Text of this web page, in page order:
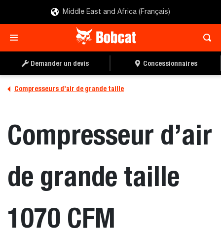
Middle East and Africa (Français)
Demander un devis Concessionnaires
Compresseurs d’air de grande taille
Compresseur d’air
de grande taille
1070 CFM
DEMANDER UN DEVIS
TROUVER UN